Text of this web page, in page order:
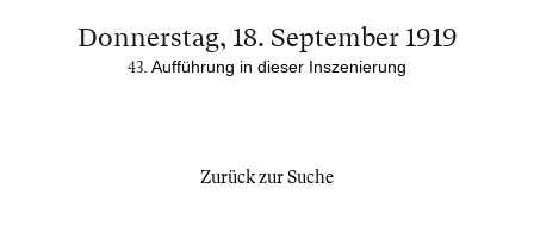
Donnerstag, 18. September 1919
43 . Aufführung in dieser Inszenierung
Zurück zur Suche